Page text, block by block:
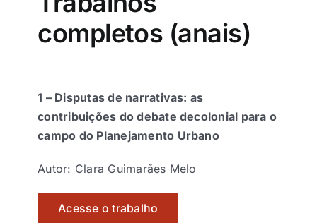
Eventos e Certificados
Comunicação
resultados
para:
completos (anais)
1 – Disputas de narrativas: as
contribuições do debate decolonial para o
campo do Planejamento Urbano
Autor: Clara Guimarães Melo
Acesse o trabalho